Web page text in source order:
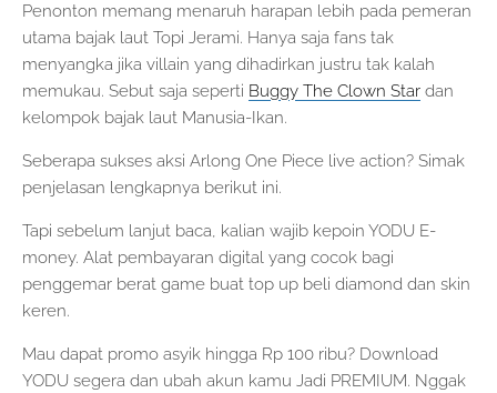
Penonton memang menaruh harapan lebih pada pemeran
utama bajak laut Topi Jerami. Hanya saja fans tak
menyangka jika villain yang dihadirkan justru tak kalah
memukau. Sebut saja seperti Buggy The Clown Star dan
kelompok bajak laut Manusia-Ikan.
Seberapa sukses aksi Arlong One Piece live action? Simak
penjelasan lengkapnya berikut ini.
Tapi sebelum lanjut baca, kalian wajib kepoin YODU E-
money. Alat pembayaran digital yang cocok bagi
penggemar berat game buat top up beli diamond dan skin
keren.
Mau dapat promo asyik hingga Rp 100 ribu? Download
YODU segera dan ubah akun kamu Jadi PREMIUM. Nggak